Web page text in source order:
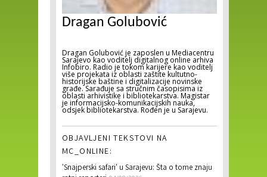
Dragan Golubović
Dragan Golubović je zaposlen u Mediacentru
Sarajevo kao voditelj digitalnog online arhiva
Infobiro. Radio je tokom karijere kao voditelj
više projekata iz oblasti zaštite kultutno-
historijske baštine i digitalizacije novinske
građe. Sarađuje sa stručnim časopisima iz
oblasti arhivistike i bibliotekarstva. Magistar
je informacijsko-komunikacijskih nauka,
odsjek bibliotekarstva. Rođen je u Sarajevu.
OBJAVLJENI TEKSTOVI NA
MC_ONLINE:
'Snajperski safari' u Sarajevu: Šta o tome znaju